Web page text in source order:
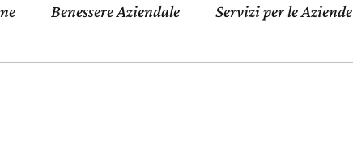
Benessere Aziendale Servizi per le Aziende